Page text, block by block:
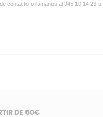
contacto o llámanos al 945 10 14 23
DE 50€